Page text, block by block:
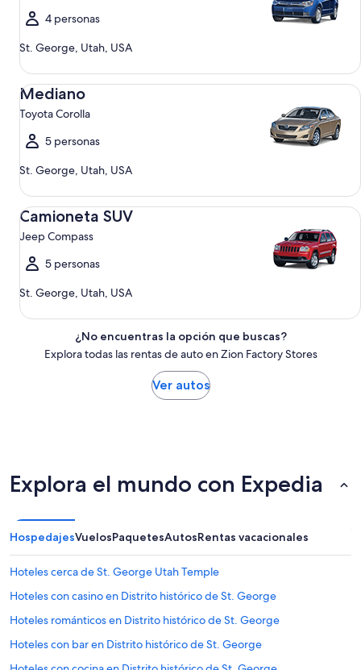
4 personas
St. George, Utah, USA
Mediano
Toyota Corolla
5 personas
St. George, Utah, USA
Mediano Toyota Corolla
Camioneta SUV
Jeep Compass
5 personas
St. George, Utah, USA
Camioneta SUV Jeep Compass
¿No encuentras la opción que buscas?
Explora todas las rentas de auto en Zion Factory Stores
Ver autos
Explora el mundo con Expedia
HospedajesVuelosPaquetesAutosRentas vacacionales
Hoteles cerca de St. George Utah Temple
Hoteles con casino en Distrito histórico de St. George
Hoteles románticos en Distrito histórico de St. George
Hoteles con bar en Distrito histórico de St. George